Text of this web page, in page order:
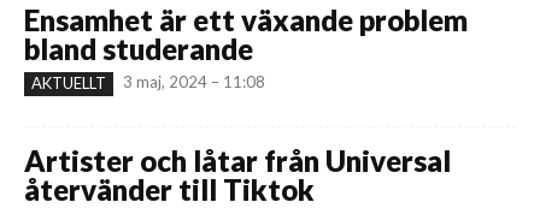
Ensamhet är ett växande problem
bland studerande
AKTUELLT 3 maj, 2024 – 11:08
Artister och låtar från Universal
återvänder till Tiktok